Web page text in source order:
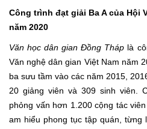
Công trình đạt giải Ba A của Hội
năm 2020
Văn học dân gian Đồng Tháp là
Văn nghệ dân gian Việt Nam năm
ba sưu tầm vào các năm 2015,
20 giảng viên và 309 sinh viên.
phỏng vấn hơn 1.200 cộng tác
am hiểu phong tục tập quán, từng